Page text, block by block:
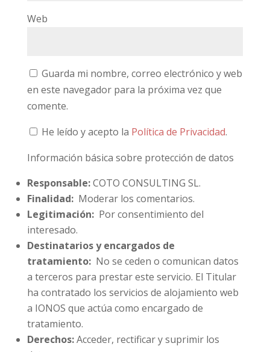
Web
Guarda mi nombre, correo electrónico y web
en este navegador para la próxima vez que
comente.
He leído y acepto la Política de Privacidad.
Información básica sobre protección de datos
Responsable:COTO CONSULTING SL.
Finalidad:Moderar los comentarios.
Legitimación:Por consentimiento del
interesado.
Destinatarios y encargados de
tratamiento:No se ceden o comunican datos
a terceros para prestar este servicio. El Titular
ha contratado los servicios de alojamiento web
a IONOS que actúa como encargado de
tratamiento.
Derechos:Acceder, rectificar y suprimir los